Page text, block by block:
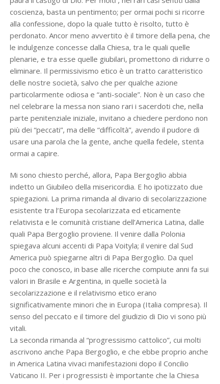
coscienza, basta un pentimento; per ormai pochi si ricorre
alla confessione, dopo la quale tutto è risolto, tutto è
perdonato. Ancor meno avvertito è il timore della pena, che
le indulgenze concesse dalla Chiesa, tra le quali quelle
plenarie, e tra esse quelle giubilari, promettono di ridurre o
eliminare. Il permissivismo etico è un tratto caratteristico
delle nostre società, salvo che per qualche azione
particolarmente odiosa e “anti-sociale”. Non è un caso che
nel celebrare la messa non siano rari i sacerdoti che, nella
parte penitenziale iniziale, invitano a chiedere perdono non
più dei “peccati”, ma delle “difficoltà”, avendo il pudore di
usare una parola che la gente, anche quella fedele, stenta
ormai a capire.
Mi sono chiesto perché, allora, Papa Bergoglio abbia
indetto un Giubileo della misericordia. E ho ipotizzato due
spiegazioni. La prima rimanda al divario di secolarizzazione
esistente tra l’Europa secolarizzata ed eticamente
relativista e le comunità cristiane dell’America Latina, dalle
quali Papa Bergoglio proviene. Il venire dalla Polonia
spiegava alcuni accenti di Papa Voityla; il venire dal Sud
America può spiegarne altri di Papa Bergoglio. Da quel
poco che conosco, in base alle ricerche compiute anni fa sui
valori in Brasile e Argentina, in quelle società la
secolarizzazione e il relativismo etico erano
significativamente minori che in Europa (Italia compresa). Il
senso del peccato e il timore del giudizio di Dio vi sono più
vitali.
La seconda rimanda al “progressismo cattolico”, cui molti
ascrivono anche Papa Bergoglio, e che ebbe proprio anche
in America Latina vivaci manifestazioni dopo il Concilio
Vaticano II. Per i progressisti è importante che la Chiesa